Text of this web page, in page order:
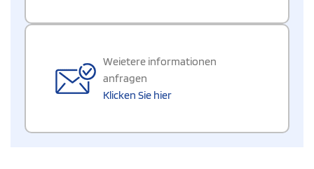
Weietere informationen
anfragen
Klicken Sie hier